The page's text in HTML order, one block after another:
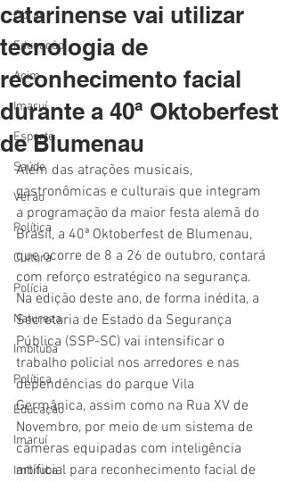
Obras
Educação
Acim
Imaruí
Esporte
Saúde
Verão
Política
Cultura
Polícia
Natureza
Imbituba
Política
Educação
Imaruí
Imbituba
catarinense vai utilizar
tecnologia de
reconhecimento facial
durante a 40ª Oktoberfest
de Blumenau
Além das atrações musicais,
gastronômicas e culturais que integram
a programação da maior festa alemã do
Brasil, a 40ª Oktoberfest de Blumenau,
que ocorre de 8 a 26 de outubro, contará
com reforço estratégico na segurança.
Na edição deste ano, de forma inédita, a
Secretaria de Estado da Segurança
Pública (SSP-SC) vai intensificar o
trabalho policial nos arredores e nas
dependências do parque Vila
Germânica, assim como na Rua XV de
Novembro, por meio de um sistema de
câmeras equipadas com inteligência
artificial para reconhecimento facial de